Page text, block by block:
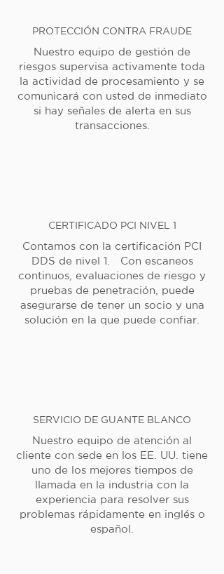
PROTECCIÓN CONTRA FRAUDE
Nuestro equipo de gestión de
riesgos supervisa activamente toda
la actividad de procesamiento y se
comunicará con usted de inmediato
si hay señales de alerta en sus
transacciones.
CERTIFICADO PCI NIVEL 1
Contamos con la certificación PCI
DDS de nivel 1. Con escaneos
continuos, evaluaciones de riesgo y
pruebas de penetración, puede
asegurarse de tener un socio y una
solución en la que puede confiar.
SERVICIO DE GUANTE BLANCO
Nuestro equipo de atención al
cliente con sede en los EE. UU. tiene
uno de los mejores tiempos de
llamada en la industria con la
experiencia para resolver sus
problemas rápidamente en inglés o
español.